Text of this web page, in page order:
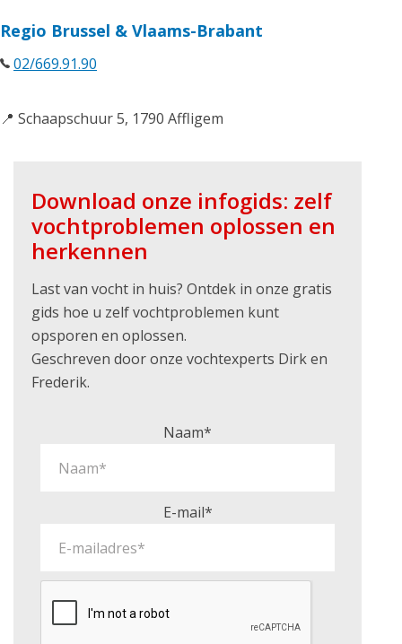
Regio Brussel & Vlaams-Brabant
02/669.91.90
📍 Schaapschuur 5, 1790 Affligem
Download onze infogids: zelf
vochtproblemen oplossen en
herkennen
Last van vocht in huis? Ontdek in onze gratis
gids hoe u zelf vochtproblemen kunt
opsporen en oplossen.
Geschreven door onze vochtexperts Dirk en
Frederik.
Naam*
E-mail*